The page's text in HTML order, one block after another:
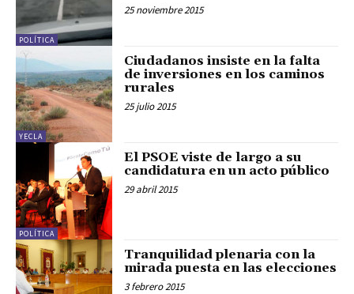
POLÍTICA
25 noviembre 2015
YECLA
Ciudadanos insiste en la falta
de inversiones en los caminos
rurales
25 julio 2015
POLÍTICA
El PSOE viste de largo a su
candidatura en un acto público
29 abril 2015
Tranquilidad plenaria con la
mirada puesta en las elecciones
3 febrero 2015